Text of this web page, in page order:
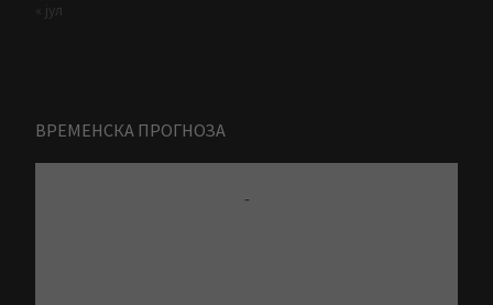
« јул
ВРЕМЕНСКА ПРОГНОЗА
-